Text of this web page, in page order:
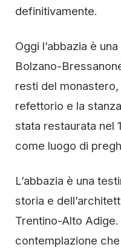
definitivamente.
Oggi l’abbazia è
Bolzano-
resti del
refettorio e la
stata restaurata nel
come luogo di
L’abbazia è una
storia e
Trentino-Alto
contemplazione